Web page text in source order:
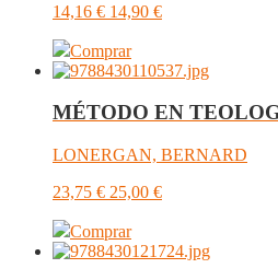
14,16 € 14,90 €
Comprar
MÉTODO EN
LONERGAN, BERNARD
23,75 € 25,00 €
Comprar